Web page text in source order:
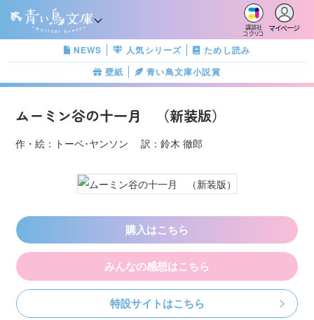
講談社
コクリコ
マイページ
NEWS 人気シリーズ
ためし読み
壁紙
青い鳥文庫小説賞
ムーミン谷の十一月 （新装版）
作・絵：トーベ･ヤンソン 訳：鈴木 徹郎
購入はこちら
みんなの感想はこちら
特設サイトはこちら